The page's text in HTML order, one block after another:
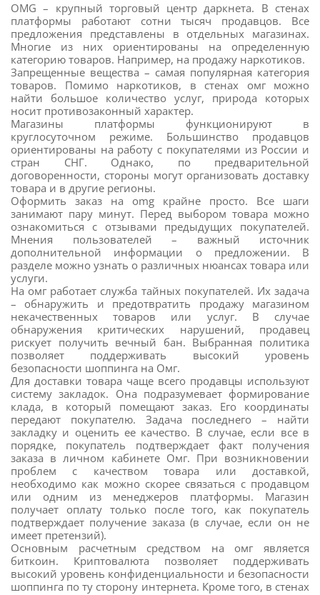
OMG – крупный торговый центр даркнета. В стенах
платформы работают сотни тысяч продавцов. Все
предложения представлены в отдельных магазинах.
Многие из них ориентированы на определенную
категорию товаров. Например, на продажу наркотиков.
Запрещенные вещества – самая популярная категория
товаров. Помимо наркотиков, в стенах омг можно
найти большое количество услуг, природа которых
носит противозаконный характер.
Магазины платформы функционируют в
круглосуточном режиме. Большинство продавцов
ориентированы на работу с покупателями из России и
стран СНГ. Однако, по предварительной
договоренности, стороны могут организовать доставку
товара и в другие регионы.
Оформить заказ на omg крайне просто. Все шаги
занимают пару минут. Перед выбором товара можно
ознакомиться с отзывами предыдущих покупателей.
Мнения пользователей – важный источник
дополнительной информации о предложении. В
разделе можно узнать о различных нюансах товара или
услуги.
На омг работает служба тайных покупателей. Их задача
– обнаружить и предотвратить продажу магазином
некачественных товаров или услуг. В случае
обнаружения критических нарушений, продавец
рискует получить вечный бан. Выбранная политика
позволяет поддерживать высокий уровень
безопасности шоппинга на Омг.
Для доставки товара чаще всего продавцы используют
систему закладок. Она подразумевает формирование
клада, в который помещают заказ. Его координаты
передают покупателю. Задача последнего – найти
закладку и оценить ее качество. В случае, если все в
порядке, покупатель подтверждает факт получения
заказа в личном кабинете Омг. При возникновении
проблем с качеством товара или доставкой,
необходимо как можно скорее связаться с продавцом
или одним из менеджеров платформы. Магазин
получает оплату только после того, как покупатель
подтверждает получение заказа (в случае, если он не
имеет претензий).
Основным расчетным средством на омг является
биткоин. Криптовалюта позволяет поддерживать
высокий уровень конфиденциальности и безопасности
шоппинга по ту сторону интернета. Кроме того, в стенах